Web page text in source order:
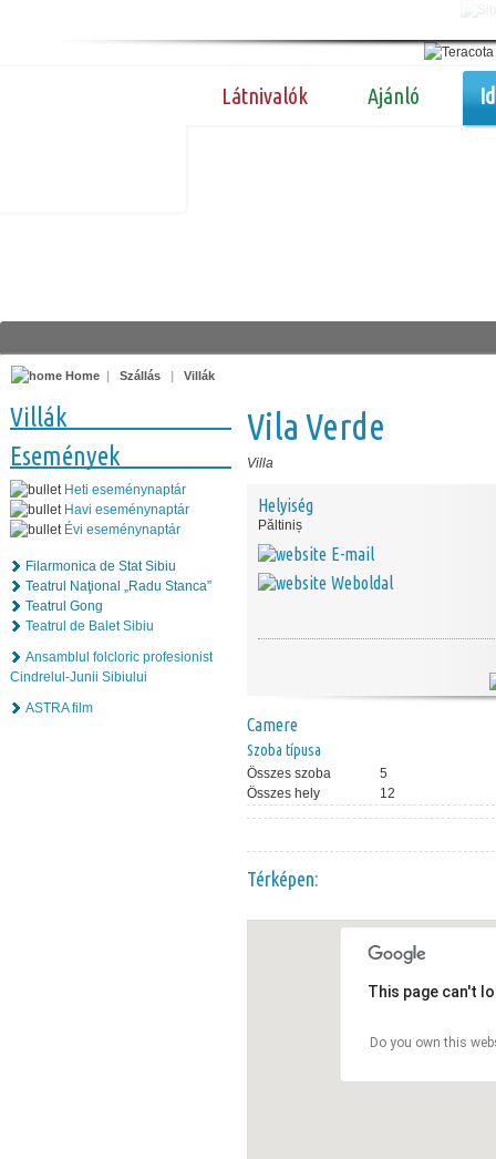
Látnivalók Ajánló
Home | Szállás | Villák
Villák
Események
Heti eseménynaptár
Havi eseménynaptár
Évi eseménynaptár
Filarmonica de Stat Sibiu
Teatrul Naţional „Radu Stanca”
Teatrul Gong
Teatrul de Balet Sibiu
Ansamblul folcloric profesionist
Cindrelul-Junii Sibiului
ASTRA film
Vila Verde
Villa
Helyiség
Păltiniș
E-mail
Weboldal
Camere
Szoba típusa
Összes szoba
5
Összes hely
12
Térképen:
This page can't
Do you own this